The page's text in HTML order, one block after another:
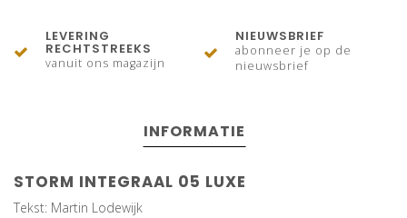
LEVERING
RECHTSTREEKS
vanuit ons magazijn
NIEUWSBRIEF
abonneer je op de
nieuwsbrief
INFORMATIE
STORM INTEGRAAL 05 LUXE
Tekst: Martin Lodewijk